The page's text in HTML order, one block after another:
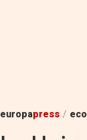
europapress /